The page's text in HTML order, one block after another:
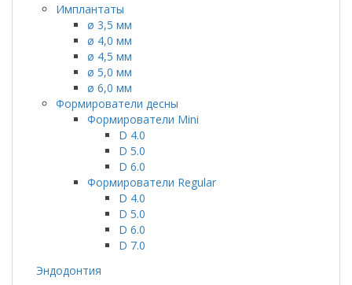
Имплантаты
ø 3,5 мм
ø 4,0 мм
ø 4,5 мм
ø 5,0 мм
ø 6,0 мм
Формирователи десны
Формирователи Mini
D 4.0
D 5.0
D 6.0
Формирователи Regular
D 4.0
D 5.0
D 6.0
D 7.0
Эндодонтия